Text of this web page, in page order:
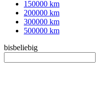
150000 km
200000 km
300000 km
500000 km
bisbeliebig